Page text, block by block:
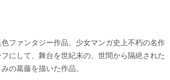
ファンタジー作品。少女マンガ史上不朽の名作
にして、舞台を世紀末の、世間から隔絶された
の葛藤を描いた作品。